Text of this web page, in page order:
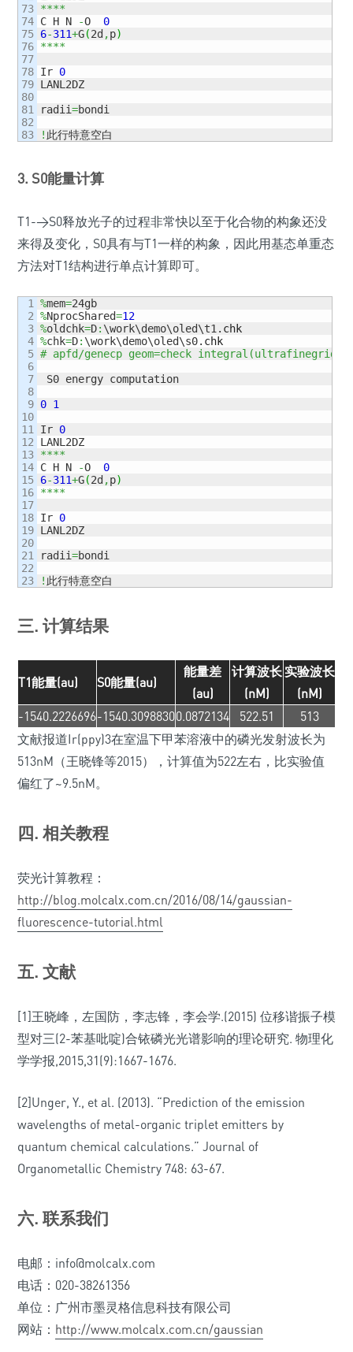
73
74
75
76
77
78
79
80
81
82
****
C H N
-O 0
6-311+G(2d ,p)
****
Ir 0
LANL2DZ
radii=bondi
! 此行特意空白
3. S0能量计算
T1->S0释放光子的过程非常快以至于化合物的构象还没
来得及变化，S0具有与T1一样的构象，因此用基态单重态
方法对T1结构进行单点计算即可。
1
2
3
4
5
6
7
8
9
10
11
12
13
14
15
16
17
18
19
20
21
22
%mem=
%NprocShared=12
%oldchk=D: \work\demo\oled\t1. chk
%chk=D: \work\demo\oled\s0. chk
# apfd/genecp geom=check integral(ultrafinegrid)
S0 energy computation
0 1
Ir 0
****
C H N
-O 0
6-311+G(2d ,p)
****
Ir 0
LANL2DZ
radii=bondi
! 此行特意空白
三. 计算结果
T1能量(au) S0能量(au)
能量差
(au)
计算波长
(nM)
实验波长
(nM)
-1540.2226696-1540.30988300.0872134 522.51
513
文献报道Ir(ppy)3在室温下甲苯溶液中的磷光发射波长为
513nM（王晓锋等2015），计算值为522左右，比实验值
偏红了~9.5nM。
四. 相关教程
荧光计算教程：
http://blog.molcalx.com.cn/2016/08/14/gaussian-
fluorescence-tutorial.html
五. 文献
[1]王晓峰，左国防，李志锋，李会学.(2015) 位移谐振子模
型对三(2-苯基吡啶)合铱磷光光谱影响的理论研究. 物理化
学学报,2015,31(9):1667-1676.
[2]Unger, Y., et al. (2013). “Prediction of the emission
wavelengths of metal-organic triplet emitters by
quantum chemical calculations.” Journal of
Organometallic Chemistry 748: 63-67.
六. 联系我们
电邮：info@molcalx.com
电话：020-38261356
单位：广州市墨灵格信息科技有限公司
网站： http://www.molcalx.com.cn/gaussian